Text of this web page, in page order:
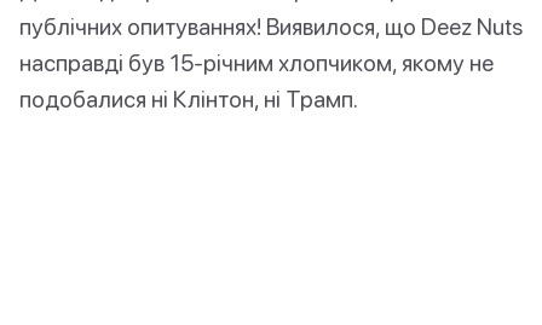
публічних опитуваннях! Виявилося, що Deez Nuts
насправді був 15-річним хлопчиком, якому не
подобалися ні Клінтон, ні Трамп.